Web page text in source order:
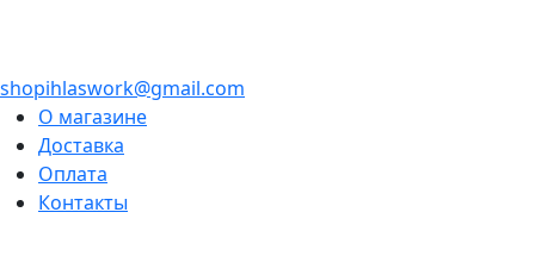
shopihlaswork@gmail.com
О магазине
Доставка
Оплата
Контакты